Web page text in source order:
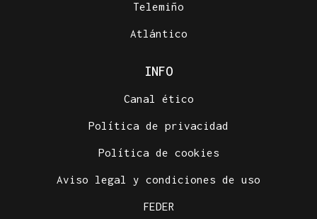
Telemiño
Atlántico
INFO
Canal ético
Política de privacidad
Política de cookies
Aviso legal y condiciones de uso
FEDER